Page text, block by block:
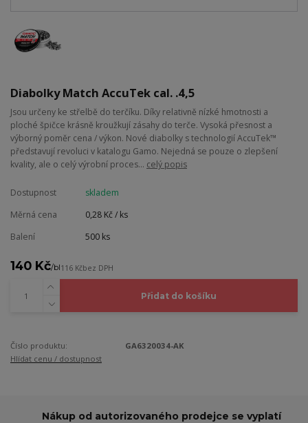
Diabolky Match AccuTek cal. .4,5
Jsou určeny ke střelbě do terčíku. Díky relativně nízké hmotnosti a
ploché špičce krásně kroužkují zásahy do terče. Vysoká přesnost a
výborný poměr cena / výkon. Nové diabolky s technologií AccuTek™
představují revoluci v katalogu Gamo. Nejedná se pouze o zlepšení
kvality, ale o celý výrobní proces... celý popis
Dostupnost
skladem
Měrná cena
0,28 Kč / ks
Balení
500 ks
140 Kč/bl116 Kčbez DPH
Přidat do košíku
Číslo produktu:
GA6320034-AK
Hlídat cenu / dostupnost
Nákup od autorizovaného prodejce se vyplatí